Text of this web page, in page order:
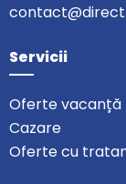
Servicii
Oferte vacanță
Cazare
Oferte cu